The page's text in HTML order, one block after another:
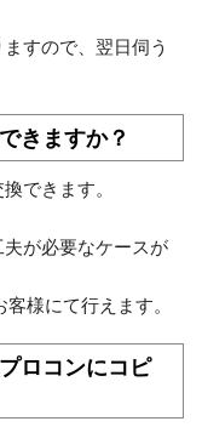
すので、翌日伺う
きますか？
できます。
が必要なケースが
様にて行えます。
ロコンにコピ